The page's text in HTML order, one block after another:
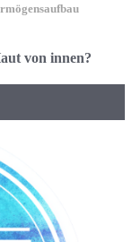
von innen?